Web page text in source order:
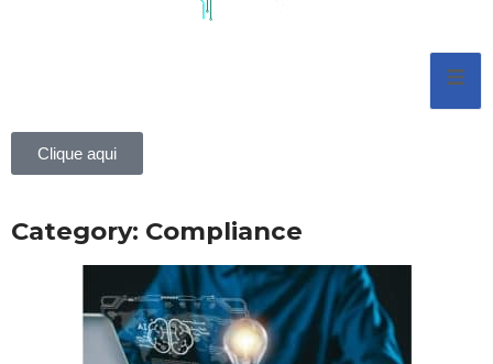
Clique aqui
Category: Compliance